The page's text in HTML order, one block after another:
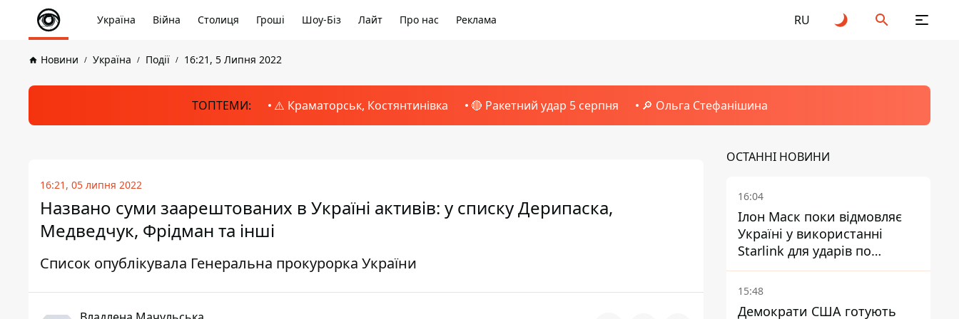
Україна Війна Столиця Гроші Шоу-Біз Лайт Про нас Реклама RU
Новини Україна Події 16:21, 5 Липня 2022
ТОПТЕМИ: ⚠️ Краматорськ, Костянтинівка 🔴 Ракетний удар 5 серпня 🔎 Ольга Стефанішина
16:21, 05 липня 2022
Названо суми заарештованих в Україні активів: у списку Дерипаска,
Медведчук, Фрідман та інші
Список опублікувала Генеральна прокурорка України
ОСТАННІ НОВИНИ
16:04
Ілон Маск поки відмовляє
Україні у використанні
Starlink для ударів по
території Росії – ЗМІ
15:48
Демократи США готують